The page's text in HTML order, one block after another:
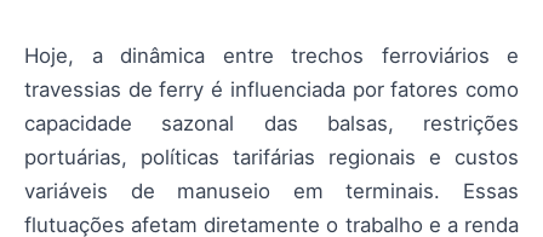
Hoje, a dinâmica entre trechos ferroviários e
travessias de ferry é influenciada por fatores como
capacidade sazonal das balsas, restrições
portuárias, políticas tarifárias regionais e custos
variáveis de manuseio em terminais. Essas
flutuações afetam diretamente o trabalho e a renda